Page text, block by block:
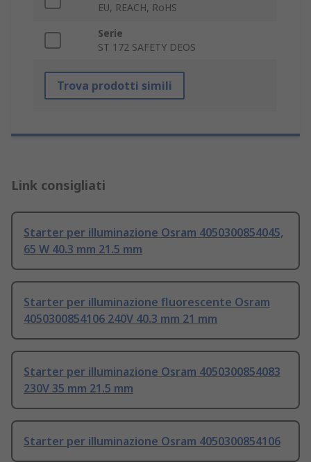
EU, REACH, RoHS
Serie
ST 172 SAFETY DEOS
Trova prodotti simili
Link consigliati
Starter per illuminazione Osram 4050300854045,
65 W 40.3 mm 21.5 mm
Starter per illuminazione fluorescente Osram
4050300854106 240V 40.3 mm 21 mm
Starter per illuminazione Osram 4050300854083
230V 35 mm 21.5 mm
Starter per illuminazione Osram 4050300854106